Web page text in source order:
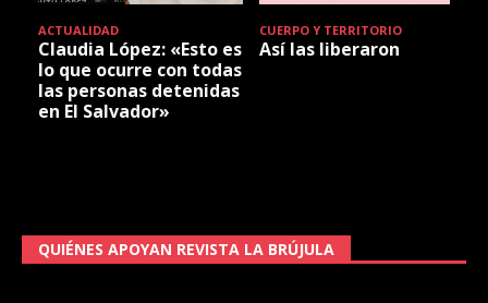
ACTUALIDAD
Claudia López: «Esto es
lo que ocurre con todas
las personas detenidas
en El Salvador»
CUERPO Y TERRITORIO
Así las liberaron
QUIÉNES APOYAN REVISTA LA BRÚJULA